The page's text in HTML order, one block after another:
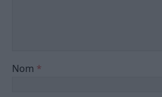
Nom *